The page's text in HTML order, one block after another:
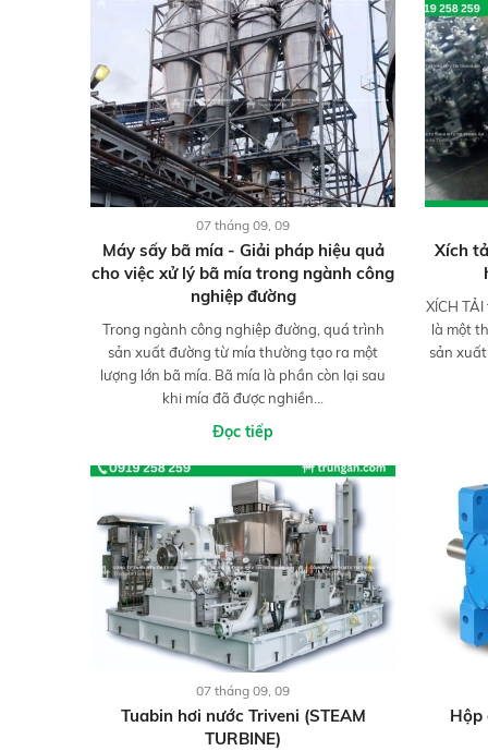
07 tháng 09, 09
Máy sấy bã mía - Giải pháp hiệu quả
cho việc xử lý bã mía trong ngành công
nghiệp đường
Trong ngành công nghiệp đường, quá trình
sản xuất đường từ mía thường tạo ra một
lượng lớn bã mía. Bã mía là phần còn lại sau
khi mía đã được nghiền...
Đọc tiếp
Xích
XÍCH
là một
sản
07 tháng 09, 09
Tuabin hơi nước Triveni (STEAM
TURBINE)
Hộp